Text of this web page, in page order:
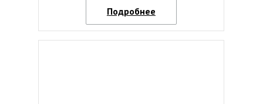
Подробнее